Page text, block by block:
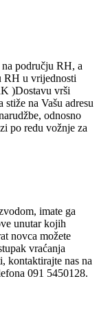
području RH, a
RH u vrijednosti
)Dostavu vrši
na Vašu adresu
odnosno
po redu vožnje za
imate ga
unutar kojih
novca možete
vraćanja
kontaktirajte nas na
091 5450128.